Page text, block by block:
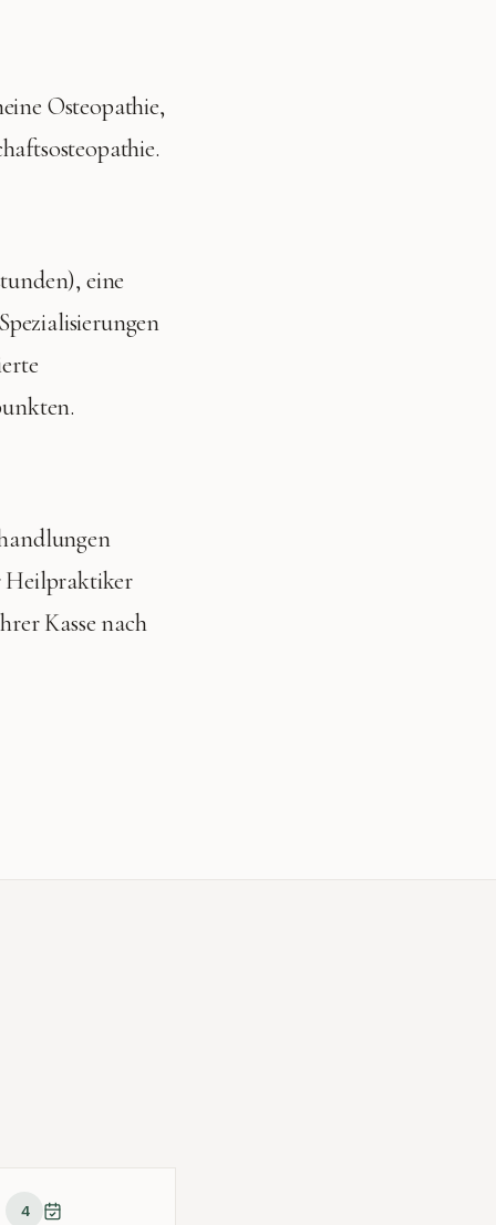
Osteopathie,
.
eine
Heilpraktiker
Kasse nach
4